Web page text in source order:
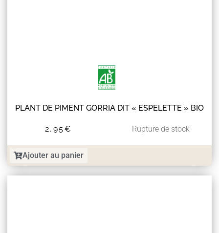
PLANT DE PIMENT GORRIA DIT « ESPELETTE » BIO
2,95€ Rupture de stock
Ajouter au panier